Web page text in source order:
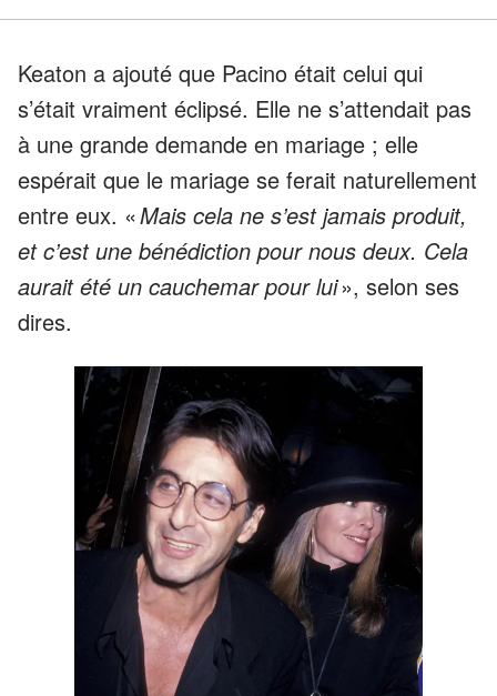
Keaton a ajouté que Pacino était celui qui
s’était vraiment éclipsé. Elle ne s’attendait pas
à une grande demande en mariage ; elle
espérait que le mariage se ferait naturellement
entre eux. «Mais cela ne s’est jamais produit,
et c’est une bénédiction pour nous deux. Cela
aurait été un cauchemar pour lui», selon ses
dires.